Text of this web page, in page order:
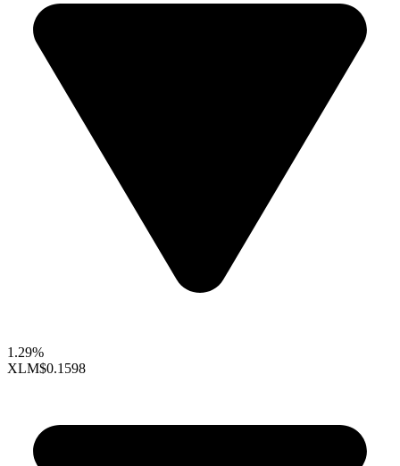
1.29%
XLM$0.1598